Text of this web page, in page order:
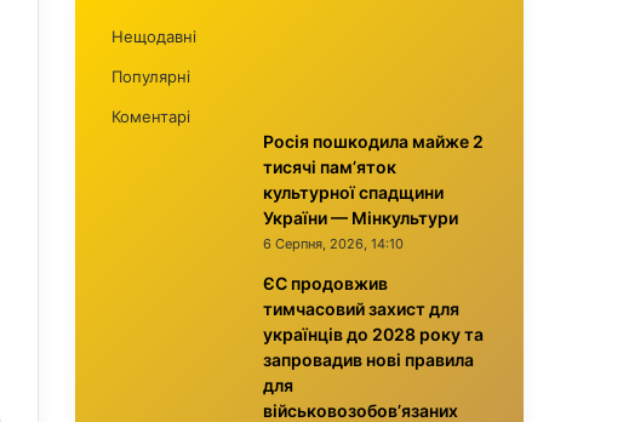
Нещодавні
Популярні
Коментарі
Росія пошкодила майже 2
тисячі пам’яток
культурної спадщини
України — Мінкультури
6 Серпня, 2026, 14:10
ЄС продовжив
тимчасовий захист для
українців до 2028 року та
запровадив нові правила
для
військовозобов’язаних